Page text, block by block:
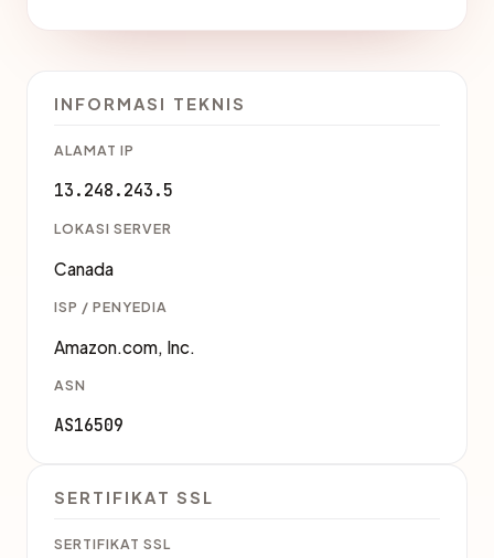
INFORMASI TEKNIS
ALAMAT IP
13.248.243.5
LOKASI SERVER
Canada
ISP / PENYEDIA
Amazon.com, Inc.
ASN
AS16509
SERTIFIKAT SSL
SERTIFIKAT SSL